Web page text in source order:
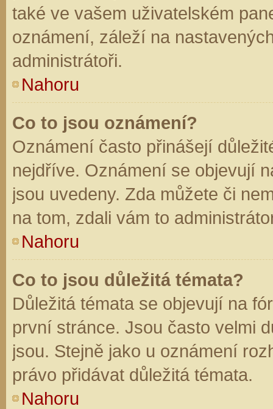
také ve vašem uživatelském
oznámení, záleží na
administrátoři.
Nahoru
Co to jsou oznámení?
Oznámení často přinášejí
nejdříve. Oznámení se objevují
jsou uvedeny. Zda můžete či
na tom, zdali vám to
Nahoru
Co to jsou důležitá témata?
Důležitá témata se objevují na
první stránce. Jsou často velmi
jsou. Stejně jako u oznámení
právo přidávat důležitá témata.
Nahoru